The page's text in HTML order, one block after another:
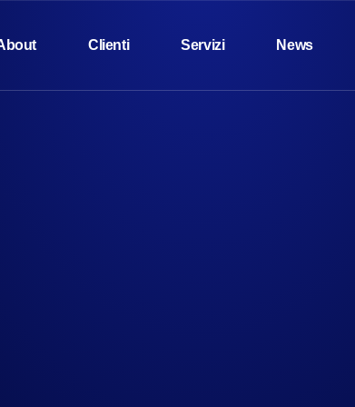
Clienti Servizi News